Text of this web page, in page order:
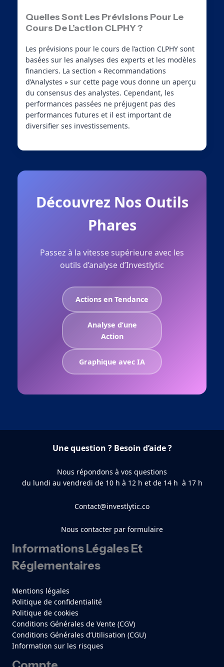
Quelles Sont Les Prévisions Pour Le
Cours De L’action CLPHY ?
Les prévisions pour le cours de l’action CLPHY sont
basées sur les analyses des experts et les modèles
financiers. La section « Recommandations
d’Analystes » sur cette page vous donne un aperçu
du consensus des analystes. Cependant, les
performances passées ne préjugent pas des
performances futures et il est important de
diversifier ses investissements.
Découvrez Nos Outils
Phares
Passez à la vitesse supérieure avec les
outils d’analyse d’Investlytic
Actions en Tendance
Analyse d’une
Action
Graphique avec IA
Une question ? Besoin d’aide ?
Nous répondons à vos questions
du lundi au vendredi de 10 h à 12 h et de 14 h à 17 h
Contact@investlytic.co
Nous contacter par formulaire
Informations Légales Et
Réglementaires
Mentions légales
Politique de confidentialité
Politique de cookies
Conditions Générales de Vente (CGV)
Conditions Générales d’Utilisation (CGU)
Information sur les risques